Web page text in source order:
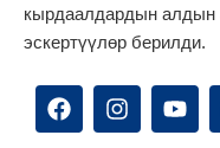
кырдаалдардын
эскертүүлөр берилди.